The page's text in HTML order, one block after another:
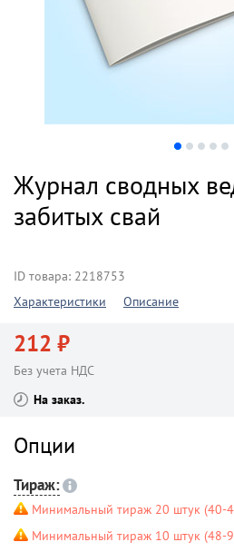
Журнал сводных
забитых свай
ID товара: 2218753
Характеристики
Описание
212 ₽
Без учета НДС
На заказ
Опции
Тираж:
Минимальный тираж 20 штук (40-
Минимальный тираж 10 штук (48-